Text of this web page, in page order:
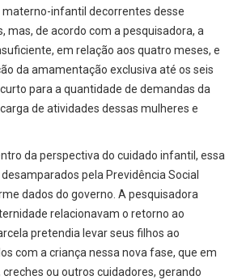
infantil decorrentes desse
mas, de acordo com a pesquisadora, a
em relação aos quatro meses, e
da amamentação exclusiva até os seis
para a quantidade de demandas da
de atividades dessas mulheres e
da perspectiva do cuidado infantil, essa
pela Previdência Social
dados do governo. A pesquisadora
relacionavam o retorno ao
pretendia levar seus filhos ao
com a criança nessa nova fase, que em
ou outros cuidadores, gerando